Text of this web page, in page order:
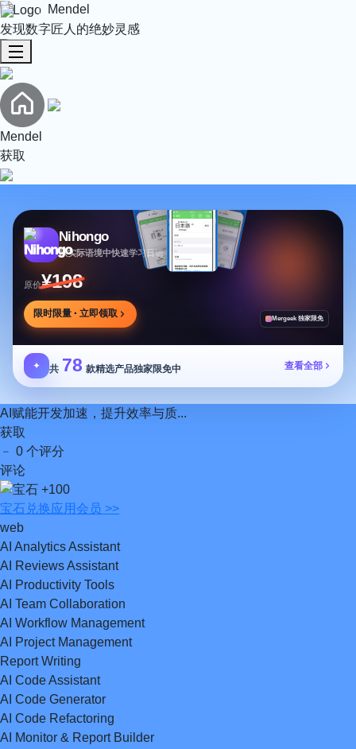
发现数字匠人的绝妙灵感
Mendel
获取
Nihongo
从实际语境中快速学习日语
原价¥198
限时限量 · 立即领取 Mergeek 独家限免
✦ 共 78 款精选产品独家限免中 查看全部
Mendel
AI赋能开发加速，提升效率与质...
获取
﹣ 0 个评分
评论
+100
宝石 兑换应用会员 >>
web
AI Analytics Assistant
AI Reviews Assistant
AI Productivity Tools
AI Team Collaboration
AI Workflow Management
AI Project Management
Report Writing
AI Code Assistant
AI Code Generator
AI Code Refactoring
AI Monitor & Report Builder